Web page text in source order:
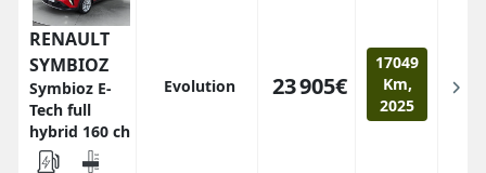
RENAULT
SYMBIOZ
Symbioz E-
Tech full
hybrid 160 ch
Evolution 23 905€
17049
Km,
2025